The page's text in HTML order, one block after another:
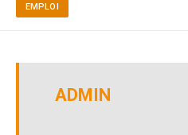
EMPLOI
ADMIN